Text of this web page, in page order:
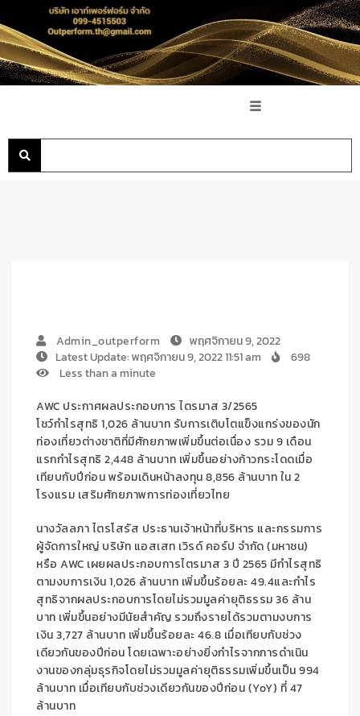
Admin_outperform
พฤศจิกายน 9, 2022
Latest Update: พฤศจิกายน 9, 2022 11:51 am
698
Less than a minute
AWC ประกาศผลประกอบการ ไตรมาส 3/2565
โชว์กำไรสุทธิ 1,026 ล้านบาท รับการเติบโตแข็งแกร่งของนัก
ท่องเที่ยวต่างชาติที่มีศักยภาพเพิ่มขึ้นต่อเนื่อง รวม9 เดือน
แรกกำไรสุทธิ 2,448 ล้านบาท เพิ่มขึ้นอย่างก้าวกระโดดเมื่อ
เทียบกับปีก่อนพร้อมเดินหน้าลงทุน8,856 ล้านบาท ใน2
โรงแรม เสริมศักยภาพการท่องเที่ยวไทย
นางวัลลภา ไตรโสรัส ประธานเจ้าหน้าที่บริหาร และกรรมการ
ผู้จัดการใหญ่ บริษัท แอสเสท เวิรด์ คอร์ป จำกัด (มหาชน)
หรือ AWC เผยผลประกอบการไตรมาส 3 ปี 2565 มีกำไรสุทธิ
ตามงบการเงิน1,026 ล้านบาท เพิ่มขึ้นร้อยละ49.4และกำไร
สุทธิจากผลประกอบการโดยไม่รวมมูลค่ายุติธรรม36 ล้าน
บาท เพิ่มขึ้นอย่างมีนัยสำคัญ รวมถึงรายได้รวมตามงบการ
เงิน3,727 ล้านบาท เพิ่มขึ้นร้อยละ46.8 เมื่อเทียบกับช่วง
เดียวกันของปีก่อนโดยเฉพาะอย่างยิ่งกำไรจากการดำเนิน
งานของกลุ่มธุรกิจโดยไม่รวมมูลค่ายุติธรรมเพิ่มขึ้นเป็น994
ล้านบาท เมื่อเทียบกับช่วงเดียวกันของปีก่อน(YoY) ที่47
ล้านบาท